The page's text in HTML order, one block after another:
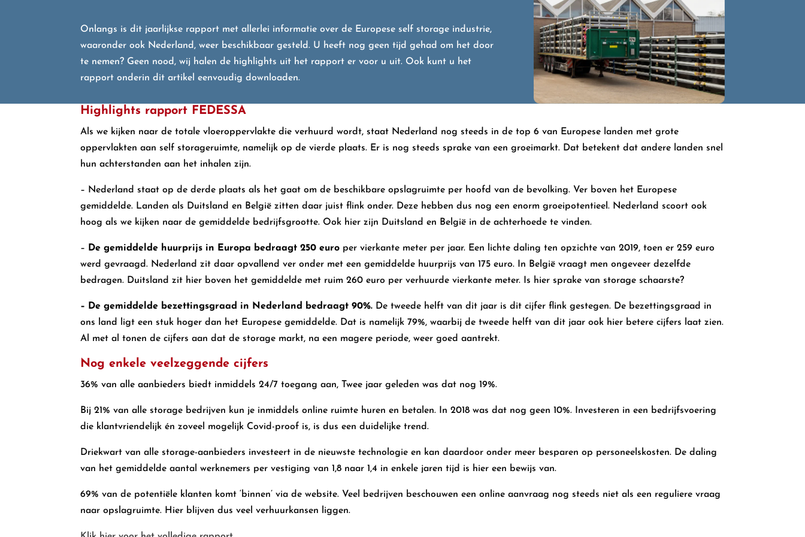
Onlangs is dit jaarlijkse rapport met allerlei informatie over de Europese self storage industrie,
waaronder ook Nederland, weer beschikbaar gesteld. U heeft nog geen tijd gehad om het door
te nemen? Geen nood, wij halen de highlights uit het rapport er voor u uit. Ook kunt u het
rapport onderin dit artikel eenvoudig downloaden.
Highlights rapport FEDESSA
Als we kijken naar de totale vloeroppervlakte die verhuurd wordt, staat Nederland nog steeds in de top 6 van Europese landen met grote
oppervlakten aan self storageruimte, namelijk op de vierde plaats. Er is nog steeds sprake van een groeimarkt. Dat betekent dat andere landen snel
hun achterstanden aan het inhalen zijn.
– Nederland staat op de derde plaats als het gaat om de beschikbare opslagruimte per hoofd van de bevolking. Ver boven het Europese
gemiddelde. Landen als Duitsland en België zitten daar juist flink onder. Deze hebben dus nog een enorm groeipotentieel. Nederland scoort ook
hoog als we kijken naar de gemiddelde bedrijfsgrootte. Ook hier zijn Duitsland en België in de achterhoede te vinden.
– De gemiddelde huurprijs in Europa bedraagt 250 euro per vierkante meter per jaar. Een lichte daling ten opzichte van 2019, toen er 259 euro
werd gevraagd. Nederland zit daar opvallend ver onder met een gemiddelde huurprijs van 175 euro. In België vraagt men ongeveer dezelfde
bedragen. Duitsland zit hier boven het gemiddelde met ruim 260 euro per verhuurde vierkante meter. Is hier sprake van storage schaarste?
– De gemiddelde bezettingsgraad in Nederland bedraagt 90%. De tweede helft van dit jaar is dit cijfer flink gestegen. De bezettingsgraad in
ons land ligt een stuk hoger dan het Europese gemiddelde. Dat is namelijk 79%, waarbij de tweede helft van dit jaar ook hier betere cijfers laat zien.
Al met al tonen de cijfers aan dat de storage markt, na een magere periode, weer goed aantrekt.
Nog enkele veelzeggende cijfers
36% van alle aanbieders biedt inmiddels 24/7 toegang aan, Twee jaar geleden was dat nog 19%.
Bij 21% van alle storage bedrijven kun je inmiddels online ruimte huren en betalen. In 2018 was dat nog geen 10%. Investeren in een bedrijfsvoering
die klantvriendelijk én zoveel mogelijk Covid-proof is, is dus een duidelijke trend.
Driekwart van alle storage-aanbieders investeert in de nieuwste technologie en kan daardoor onder meer besparen op personeelskosten. De daling
van het gemiddelde aantal werknemers per vestiging van 1,8 naar 1,4 in enkele jaren tijd is hier een bewijs van.
69% van de potentiële klanten komt ‘binnen’ via de website. Veel bedrijven beschouwen een online aanvraag nog steeds niet als een reguliere vraag
naar opslagruimte. Hier blijven dus veel verhuurkansen liggen.